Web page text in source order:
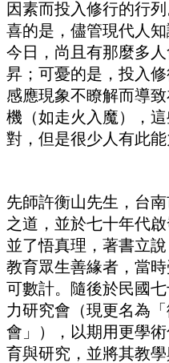
因素而投入修行的行
喜的是，儘管現代人
今日，尚且有那麼多
昇；可憂的是，投入
感應現象不瞭解而導
機（如走火入魔），
對，但是很少人有此能
先師許衡山先生，台
之道，並於七十年代
並了悟真理，著書立
教育眾生善緣者，當
可數計。隨後於民國
力研究會（現更名為
會」），以期用更學
育與研究，並將其教學
第三部 靈性見證 437